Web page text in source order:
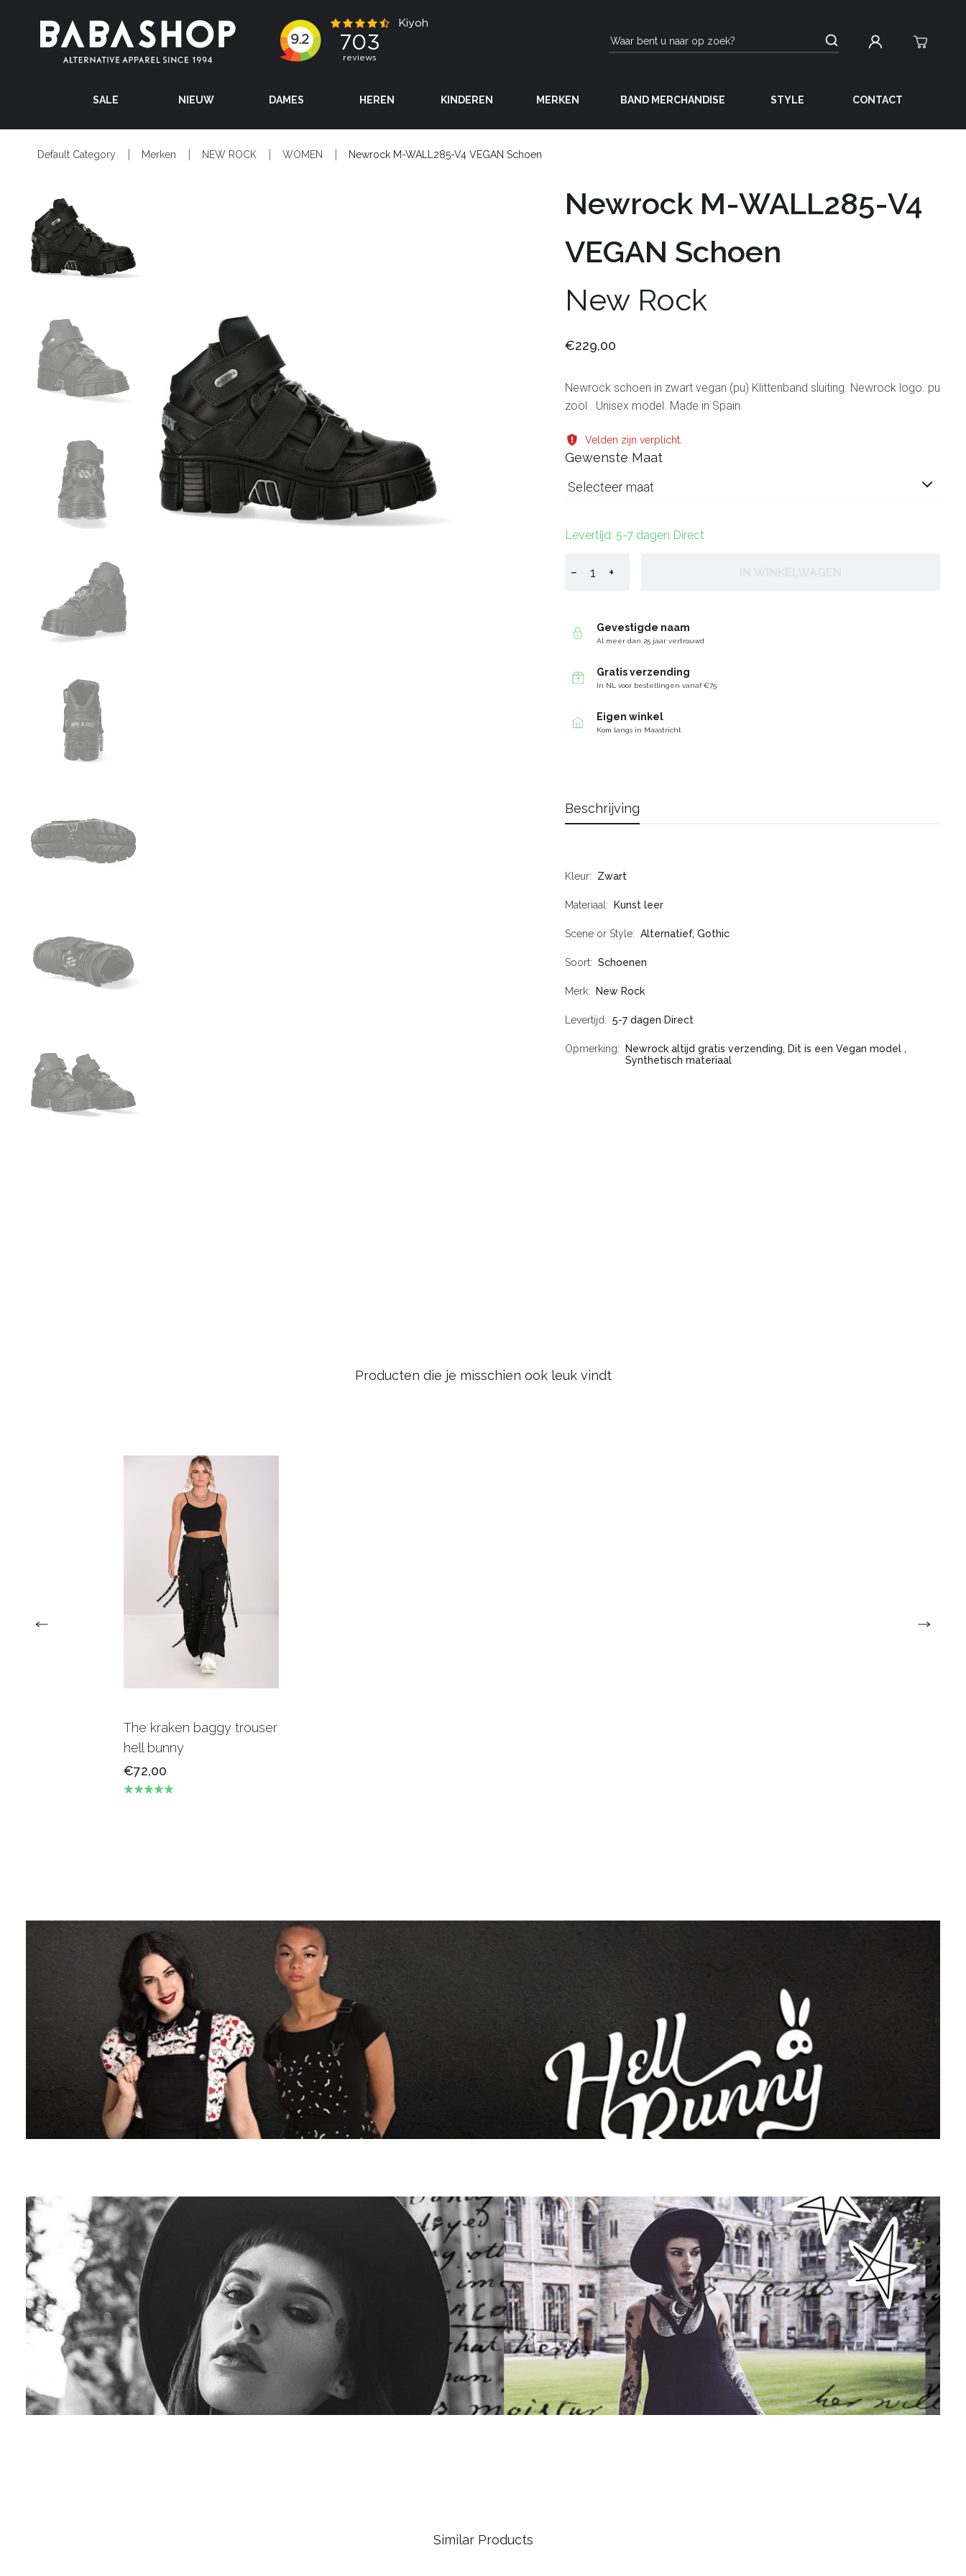
SALE NIEUW DAMES HEREN KINDEREN MERKEN BAND MERCHANDISE STYLE CONTACT
Default Category Merken NEW ROCK WOMEN Newrock M-WALL285-V4 VEGAN Schoen
Newrock M-WALL285-V4
VEGAN Schoen
New Rock
€229,00
Newrock schoen in zwart vegan (pu) Klittenband sluiting. Newrock logo. pu
zool . Unisex model. Made in Spain.
Velden zijn verplicht.
Gewenste Maat
Selecteer maat
Levertijd: 5-7 dagen Direct
− +
Gevestigde naam
Al meer dan 25 jaar vertrouwd
Gratis verzending
In NL voor bestellingen vanaf €75
Eigen winkel
Kom langs in Maastricht
Beschrijving
Kleur Zwart
Materiaal Kunst leer
Scene or Style Alternatief, Gothic
Soort Schoenen
Merk New Rock
Levertijd 5-7 dagen Direct
Opmerking
Newrock altijd gratis verzending, Dit is een Vegan model ,
Synthetisch materiaal
Producten die je misschien ook leuk vindt
The kraken baggy trouser
hell bunny
€72,00
Similar Products